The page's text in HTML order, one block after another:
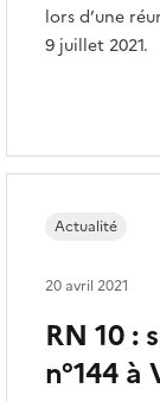
lors d’une
9 juillet 2021.
RN 10 :
n°144
Actualité
20 avril 2021